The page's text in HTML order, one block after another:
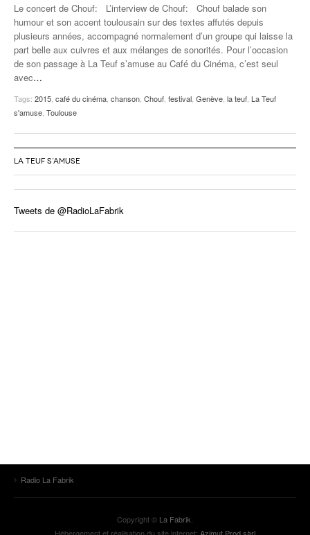
Le concert de Chouf: L’interview de Chouf: Chouf balade son
humour et son accent toulousain sur des textes affutés depuis
plusieurs années, accompagné normalement d’un groupe qui laisse la
part belle aux cuivres et aux mélanges de sonorités. Pour l’occasion
de son passage à La Teuf s’amuse au Café du Cinéma, c’est seul
avec…
Tags: 2015 café du cinéma chanson Chouf festival Genève la teuf La Teuf
s'amuse Toulouse
LA TEUF S’AMUSE
Tweets de @RadioLaFabrik
Radio La Fabrik
Copyright © La Fabrik